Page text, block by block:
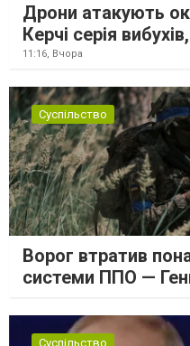
Дрони атакують
Керчі серія
11:16, Вчора
Суспільство
Ворог втратив
системи ППО —
Суспільство